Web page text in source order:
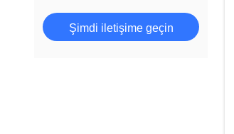
Şimdi iletişime geçin